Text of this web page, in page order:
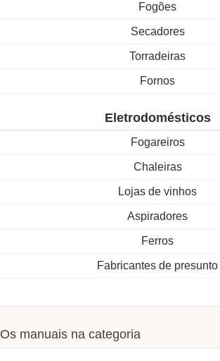
Fogões
Secadores
Torradeiras
Fornos
Eletrodomésticos
Fogareiros
Chaleiras
Lojas de vinhos
Aspiradores
Ferros
Fabricantes de presunto
Os manuais na categoria